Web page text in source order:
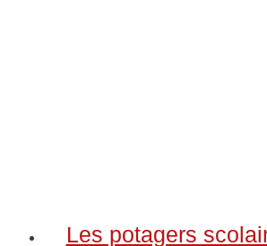
Les potagers